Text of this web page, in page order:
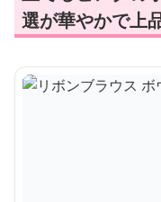
選が華やかで上